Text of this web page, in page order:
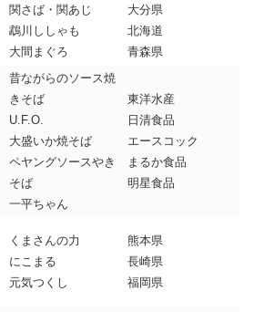
関さば・関あじ
鵡川ししゃも
大間まぐろ
大分県
北海道
青森県
昔ながらのソース焼
きそば
U.F.O.
大盛いか焼そば
ペヤングソースやき
そば
一平ちゃん
東洋水産
日清食品
エースコック
まるか食品
明星食品
くまさんの力
にこまる
元気つくし
熊本県
長崎県
福岡県